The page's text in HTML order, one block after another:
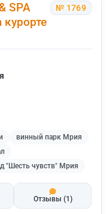
SPA
№ 1769
винный парк Мрия
"Шесть чувств" Мрия
Отзывы (1)